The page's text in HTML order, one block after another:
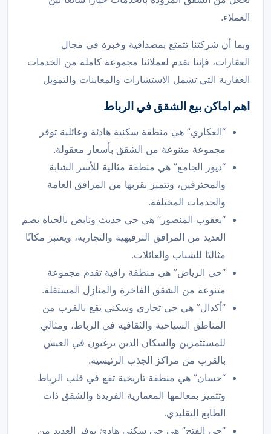
العملاء.
وبما أن شركتنا تتمتع بمصداقية وخبرة في مجال
العقارات، فإننا نقدم لعملائنا مجموعة كاملة من الخدمات
العقارية التي تشمل الاستشارات والمعاينات والتمويل
اهم اماكن بيع الشقق في الرباط
“العكاري” هي منطقة سكنية هادئة وعائلية توفر
مجموعة متنوعة من الشقق بأسعار معقولة.
“ديور الجامع” هي منطقة مثالية للأسر الشابة
والمحترفين، وتتميز بقربها من المرافق العامة
والخدمات المختلفة.
“يعقوب المنصور” هي حي حديث ونابض بالحياة يضم
العديد من المرافق الترفيهية والتجارية، ويعتبر مكانًا
مثاليًا للشباب والعائلات.
“حي الرياض” هي منطقة راقية تقدم مجموعة
متنوعة من الشقق الفاخرة والمنازل المستقلة.
“أكدال” هي حي تجاري وسكني يقع بالقرب من
المناطق السياحية والثقافية في الرباط، ومثالي
للمستثمرين والسكان الذين يرغبون في العيش
بالقرب من مراكز الجذب الرئيسية.
“حسان” هي منطقة تاريخية تقع في قلب الرباط
وتتميز بمعالمها المعمارية الفريدة والشقق ذات
الطابع التقليدي.
“حي الفتح” هي حي سكني هادئ يوفر العديد من